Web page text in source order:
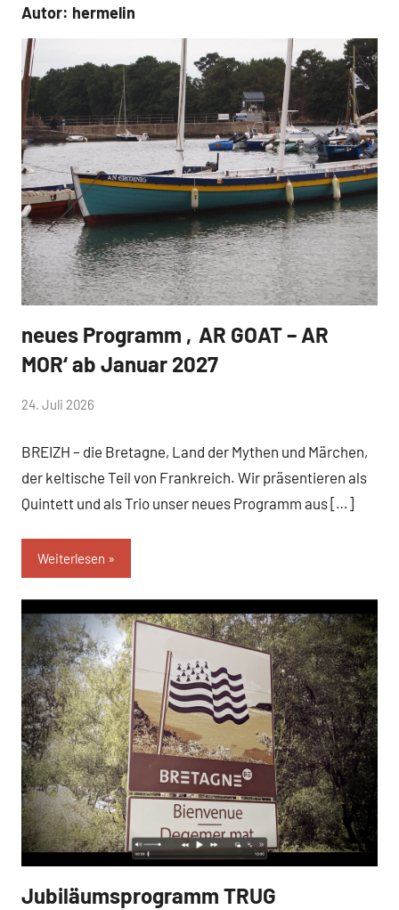
Autor: hermelin
Aktuelles
neues Programm ‚AR GOAT – AR
MOR‘ ab Januar 2027
von
24. Juli 2026
BREIZH – die Bretagne, Land der Mythen und Märchen,
der keltische Teil von Frankreich. Wir präsentieren als
Quintett und als Trio unser neues Programm aus […]
Weiterlesen
Aktuelles
Jubiläumsprogramm TRUG